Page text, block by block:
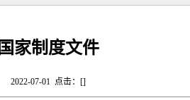
国家制度文件
2022-07-01 点击：[]